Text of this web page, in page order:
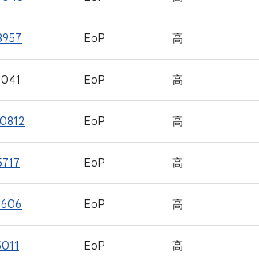
EoP 高
EoP 高
EoP 高
EoP 高
EoP 高
EoP 高